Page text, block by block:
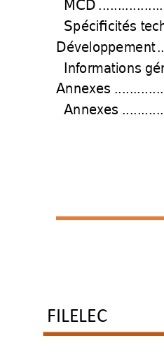
Spécificités
Développement
Informations
Annexes
Annexes
FILELEC